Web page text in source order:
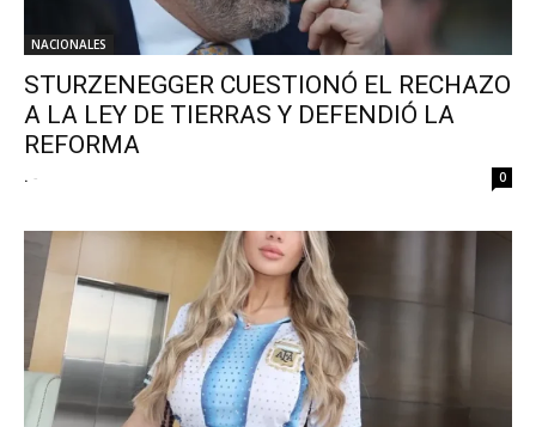
NACIONALES
STURZENEGGER CUESTIONÓ EL RECHAZO
A LA LEY DE TIERRAS Y DEFENDIÓ LA
REFORMA
. - 0